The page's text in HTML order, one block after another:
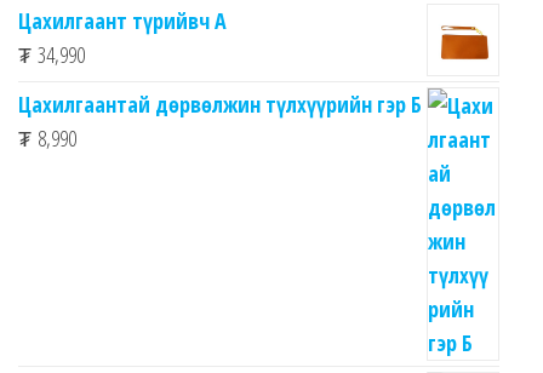
Цахилгаант түрийвч А
₮ 34,990
Цахилгаантай дөрвөлжин түлхүүрийн гэр Б
₮ 8,990